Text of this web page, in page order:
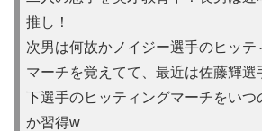
推し！
次男は何故かノイ ジー選手のヒッテ
マーチを覚えてて、最近は佐藤輝選
下選手のヒッティングマーチをいつ
か習得w